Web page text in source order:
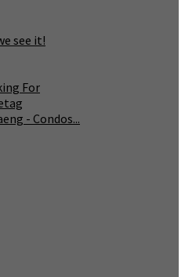
see it!
For
- Condos...